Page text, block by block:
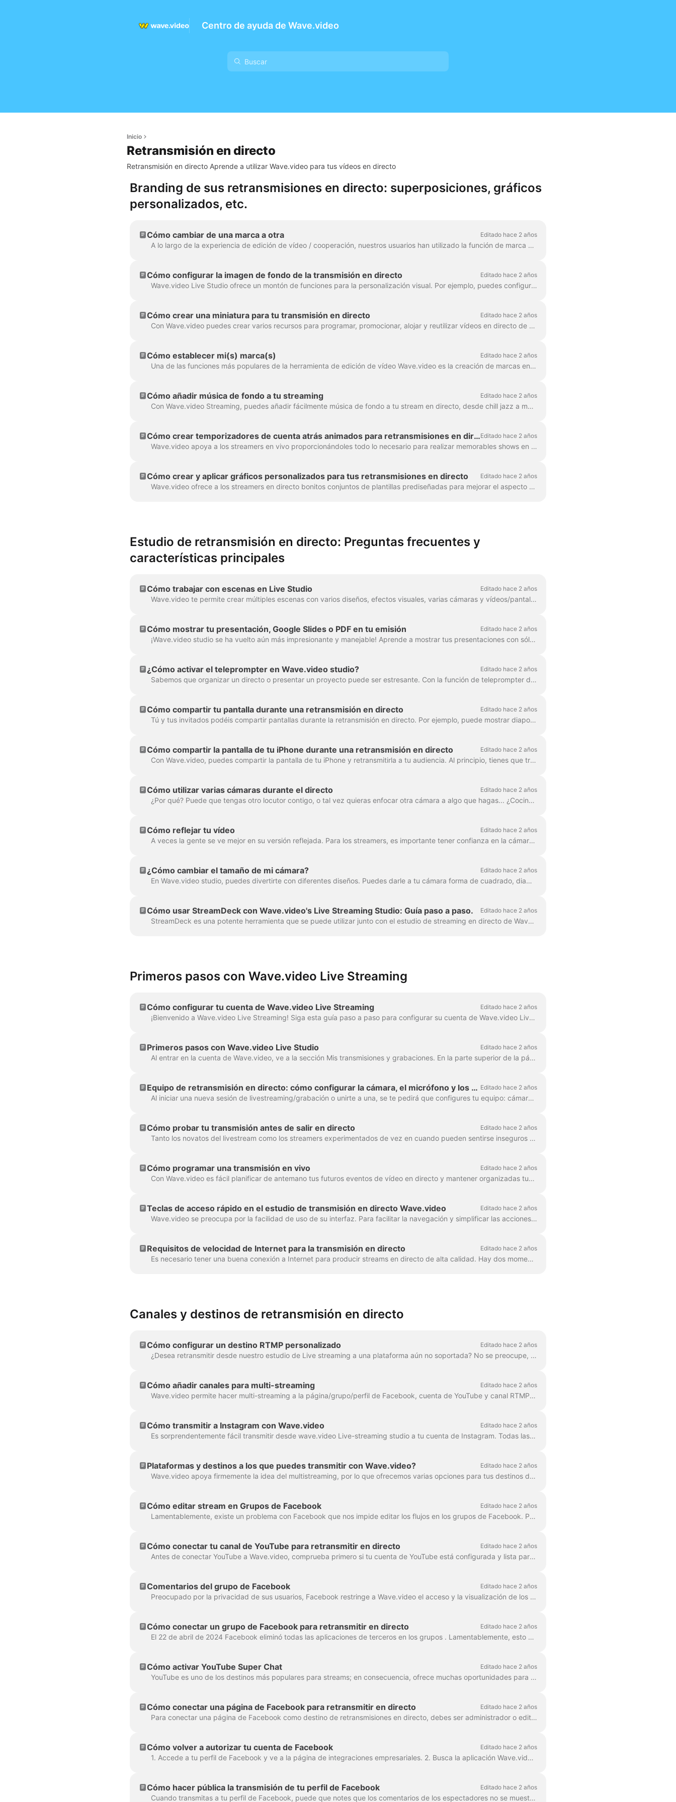
Centro de ayuda de Wave.video
Inicio
Retransmisión en directo
Retransmisión en directo Aprende a utilizar Wave.video para tus vídeos en directo
Branding de sus retransmisiones en directo: superposiciones, gráficos
personalizados, etc.
Cómo cambiar de una marca a otra Editado hace 2 años
A lo largo de la experiencia de edición de vídeo / cooperación, nuestros usuarios han utilizado la función de marca mucho. Branding incluye fuentes únicas, campos personalizados, ...
Cómo configurar la imagen de fondo de la transmisión en directo Editado hace 2 años
Wave.video Live Studio ofrece un montón de funciones para la personalización visual. Por ejemplo, puedes configurar una imagen de fondo para hacer tu stream más ...
Cómo crear una miniatura para tu transmisión en directo Editado hace 2 años
Con Wave.video puedes crear varios recursos para programar, promocionar, alojar y reutilizar vídeos en directo de forma eficiente. Una miniatura de vídeo es un p...
Cómo establecer mi(s) marca(s) Editado hace 2 años
Una de las funciones más populares de la herramienta de edición de vídeo Wave.video es la creación de marcas en los vídeos con estilos de texto especiales y componentes personalizables. Si quieres...
Cómo añadir música de fondo a tu streaming Editado hace 2 años
Con Wave.video Streaming, puedes añadir fácilmente música de fondo a tu stream en directo, desde chill jazz a música electrónica enérgica. Dentro del streamin...
Cómo crear temporizadores de cuenta atrás animados para retransmisiones en directoEditado hace 2 años
Wave.video apoya a los streamers en vivo proporcionándoles todo lo necesario para realizar memorables shows en vivo con su marca. Con el editor de Wave.video ...
Cómo crear y aplicar gráficos personalizados para tus retransmisiones en directo Editado hace 2 años
Wave.video ofrece a los streamers en directo bonitos conjuntos de plantillas prediseñadas para mejorar el aspecto visual de sus directos. Cada estilo incluye ...
Estudio de retransmisión en directo: Preguntas frecuentes y
características principales
Cómo trabajar con escenas en Live Studio Editado hace 2 años
Wave.video te permite crear múltiples escenas con varios diseños, efectos visuales, varias cámaras y vídeos/pantallas compartidas. Elevará tus retransmisiones...
Cómo mostrar tu presentación, Google Slides o PDF en tu emisión Editado hace 2 años
¡Wave.video studio se ha vuelto aún más impresionante y manejable! Aprende a mostrar tus presentaciones con sólo unos clics. Puedes hacer un webinar completo (para k...
¿Cómo activar el teleprompter en Wave.video studio? Editado hace 2 años
Sabemos que organizar un directo o presentar un proyecto puede ser estresante. Con la función de teleprompter de Wave.video, despídete de tropezarte con las palabras, perder...
Cómo compartir tu pantalla durante una retransmisión en directo Editado hace 2 años
Tú y tus invitados podéis compartir pantallas durante la retransmisión en directo. Por ejemplo, puede mostrar diapositivas de presentación o mostrar su producto en tiempo real....
Cómo compartir la pantalla de tu iPhone durante una retransmisión en directo Editado hace 2 años
Con Wave.video, puedes compartir la pantalla de tu iPhone y retransmitirla a tu audiencia. Al principio, tienes que transmitir la pantalla del teléfono a tu Mac. Puedes ...
Cómo utilizar varias cámaras durante el directo Editado hace 2 años
¿Por qué? Puede que tengas otro locutor contigo, o tal vez quieras enfocar otra cámara a algo que hagas... ¿Cocinando? O quizás desempaquetando un n...
Cómo reflejar tu vídeo Editado hace 2 años
A veces la gente se ve mejor en su versión reflejada. Para los streamers, es importante tener confianza en la cámara y disfrutar de la ...
¿Cómo cambiar el tamaño de mi cámara? Editado hace 2 años
En Wave.video studio, puedes divertirte con diferentes diseños. Puedes darle a tu cámara forma de cuadrado, diamante, círculo, etc. Además, puedes ...
Cómo usar StreamDeck con Wave.video's Live Streaming Studio: Guía paso a paso. Editado hace 2 años
StreamDeck es una potente herramienta que se puede utilizar junto con el estudio de streaming en directo de Wave.video para agilizar tu flujo de trabajo de streaming en directo. El...
Primeros pasos con Wave.video Live Streaming
Cómo configurar tu cuenta de Wave.video Live Streaming Editado hace 2 años
¡Bienvenido a Wave.video Live Streaming! Siga esta guía paso a paso para configurar su cuenta de Wave.video Live Streaming y transmitir a múltiples plat...
Primeros pasos con Wave.video Live Studio Editado hace 2 años
Al entrar en la cuenta de Wave.video, ve a la sección Mis transmisiones y grabaciones. En la parte superior de la página, hay cuatro secciones: Próximamente, En progr...
Equipo de retransmisión en directo: cómo configurar la cámara, el micrófono y los auriculares para una emisión Editado hace 2 años
Al iniciar una nueva sesión de livestreaming/grabación o unirte a una, se te pedirá que configures tu equipo: cámara, micrófono y altavoces. Si tienes...
Cómo probar tu transmisión antes de salir en directo Editado hace 2 años
Tanto los novatos del livestream como los streamers experimentados de vez en cuando pueden sentirse inseguros si están listos para salir en directo. Probar las habilidades es realmente u...
Cómo programar una transmisión en vivo Editado hace 2 años
Con Wave.video es fácil planificar de antemano tus futuros eventos de vídeo en directo y mantener organizadas tus próximas retransmisiones. A continuación te explicamos cómo...
Teclas de acceso rápido en el estudio de transmisión en directo Wave.video Editado hace 2 años
Wave.video se preocupa por la facilidad de uso de su interfaz. Para facilitar la navegación y simplificar las acciones rutinarias, considera el uso de teclas de acceso rápido. Siempre puedes...
Requisitos de velocidad de Internet para la transmisión en directo Editado hace 2 años
Es necesario tener una buena conexión a Internet para producir streams en directo de alta calidad. Hay dos momentos cruciales que los streamers deben cuidar para...
Canales y destinos de retransmisión en directo
Cómo configurar un destino RTMP personalizado Editado hace 2 años
¿Desea retransmitir desde nuestro estudio de Live streaming a una plataforma aún no soportada? No se preocupe, podemos hacerlo a través del protocolo especial RTMP. RTMP permite...
Cómo añadir canales para multi-streaming Editado hace 2 años
Wave.video permite hacer multi-streaming a la página/grupo/perfil de Facebook, cuenta de YouTube y canal RTMP simultáneamente. Puede añadir múltiples destinos ...
Cómo transmitir a Instagram con Wave.video Editado hace 2 años
Es sorprendentemente fácil transmitir desde wave.video Live-streaming studio a tu cuenta de Instagram. Todas las funciones del estudio estarán disponibles para ti durante...
Plataformas y destinos a los que puedes transmitir con Wave.video? Editado hace 2 años
Wave.video apoya firmemente la idea del multistreaming, por lo que ofrecemos varias opciones para tus destinos de emisión. A partir de hoy, ofrecemos ...
Cómo editar stream en Grupos de Facebook Editado hace 2 años
Lamentablemente, existe un problema con Facebook que nos impide editar los flujos en los grupos de Facebook. Para realizar cualquier cambio ...
Cómo conectar tu canal de YouTube para retransmitir en directo Editado hace 2 años
Antes de conectar YouTube a Wave.video, comprueba primero si tu cuenta de YouTube está configurada y lista para la transmisión en directo. Verifica tu cuenta de YouTube. F...
Comentarios del grupo de Facebook Editado hace 2 años
Preocupado por la privacidad de sus usuarios, Facebook restringe a Wave.video el acceso y la visualización de los nombres y fotos de perfil de quienes dejan com...
Cómo conectar un grupo de Facebook para retransmitir en directo Editado hace 2 años
El 22 de abril de 2024 Facebook eliminó todas las aplicaciones de terceros en los grupos . Lamentablemente, esto significa que no podrás añadir tu grupo de Facebook como desti...
Cómo activar YouTube Super Chat Editado hace 2 años
YouTube es uno de los destinos más populares para streams; en consecuencia, ofrece muchas oportunidades para que los creadores de contenido y ...
Cómo conectar una página de Facebook para retransmitir en directo Editado hace 2 años
Para conectar una página de Facebook como destino de retransmisiones en directo, debes ser administrador o editor de dicha página. Para asegurarte de que tienes los ri...
Cómo volver a autorizar tu cuenta de Facebook Editado hace 2 años
1. Accede a tu perfil de Facebook y ve a la página de integraciones empresariales. 2. Busca la aplicación Wave.video , marca la casilla de la derecha y...
Cómo hacer pública la transmisión de tu perfil de Facebook Editado hace 2 años
Cuando transmitas a tu perfil de Facebook, puede que notes que los comentarios de los espectadores no se muestran en el chat en directo de Wave.video . Esto sucede porque Face...